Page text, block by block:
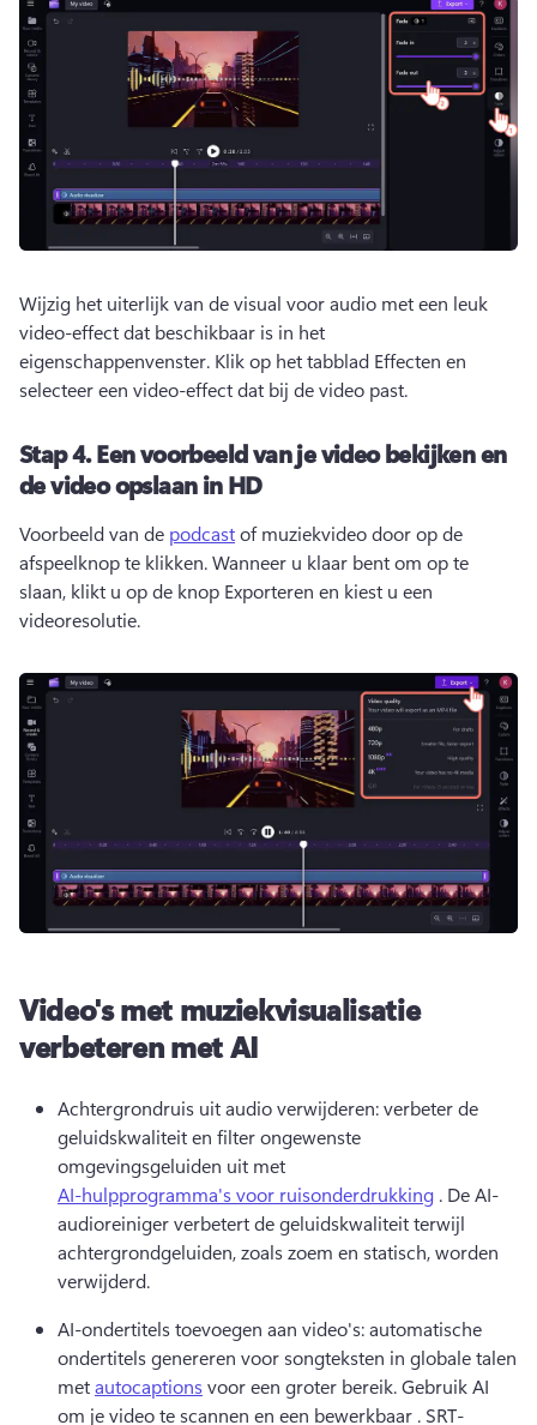
Wijzig het uiterlijk van de visual voor audio met een leuk
video-effect dat beschikbaar is in het
eigenschappenvenster. Klik op het tabblad Effecten en
selecteer een video-effect dat bij de video past.
Stap 4.Een voorbeeld van je video bekijken en
de video opslaan in HD
Voorbeeld van de podcast of muziekvideo door op de
afspeelknop te klikken. Wanneer u klaar bent om op te
slaan, klikt u op de knop Exporteren en kiest u een
videoresolutie.
Video's met muziekvisualisatie
verbeteren met AI
Achtergrondruis uit audio verwijderen: verbeter de
geluidskwaliteit en filter ongewenste
omgevingsgeluiden uit met
AI-hulpprogramma's voor ruisonderdrukking . De AI-
audioreiniger verbetert de geluidskwaliteit terwijl
achtergrondgeluiden, zoals zoem en statisch, worden
verwijderd.
AI-ondertitels toevoegen aan video's: automatische
ondertitels genereren voor songteksten in globale talen
met autocaptions voor een groter bereik. Gebruik AI
om je video te scannen en een bewerkbaar . SRT-